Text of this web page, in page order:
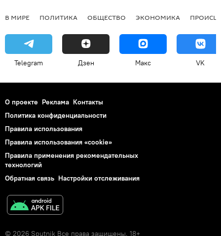
В МИРЕ ПОЛИТИКА ОБЩЕСТВО ЭКОНОМИКА
Telegram Дзен Макс VK
О проекте Реклама Контакты
Политика конфиденциальности
Правила использования
Правила использования «cookie»
Правила применения рекомендательных
технологий
Обратная связь Настройки отслеживания
© 2026 Sputnik Все права защищены. 18+